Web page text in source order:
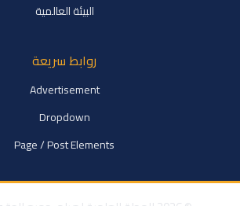
البيئة العالمية
روابط سريعة
Advertisement
Dropdown
Page / Post Elements